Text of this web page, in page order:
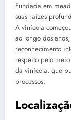
Fundada em
suas raízes
A vinícola
ao longo dos
reconhecimento
respeito pelo
da vinícola, que
processos.